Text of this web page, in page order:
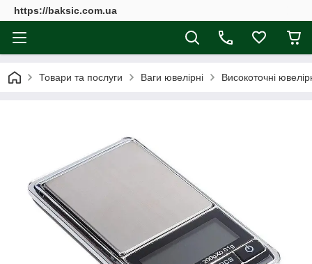
https://baksic.com.ua
Товари та послуги Ваги ювелірні Високоточні